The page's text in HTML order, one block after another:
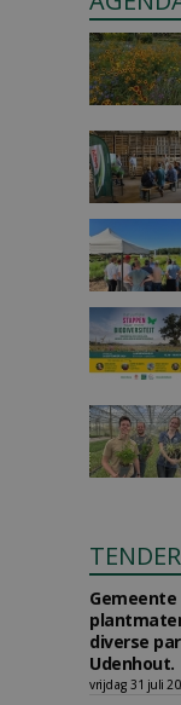
diverse
Udenhout.
vrijdag 31 juli